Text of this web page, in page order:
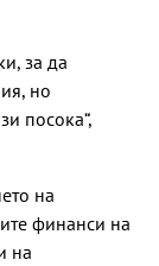
за да
но
посока“,
на
финанси на
на